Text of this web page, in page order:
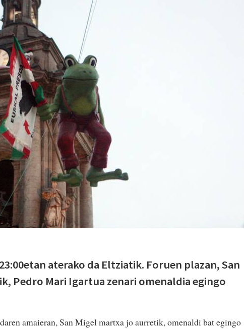
aterako da Eltziatik. Foruen plazan, San
Pedro Mari Igartua zenari omenaldia egingo
amaieran, San Migel martxa jo aurretik, omenaldi bat egingo